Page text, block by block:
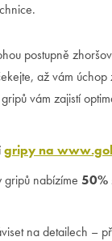
postupně
až vám
vám zajistí
gripy na
gripů nabízíme 50%
na detailech –